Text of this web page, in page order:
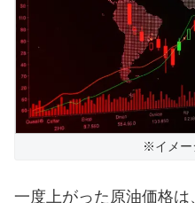
※イメー
一度上がった原油価格